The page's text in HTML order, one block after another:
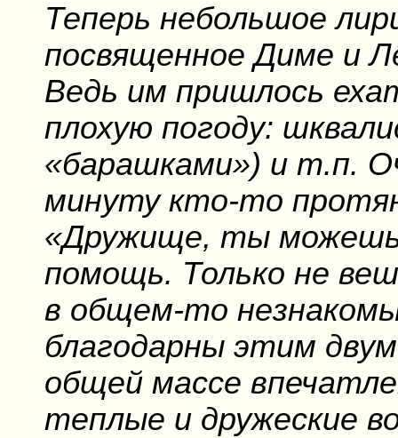
Теперь небольшое
посвященное Диме и
Ведь им пришлось
плохую погоду:
«барашками») и т.п.
минуту кто-то
«Дружище, ты
помощь. Только не
в общем-то
благодарны этим
общей массе
теплые и дружеские